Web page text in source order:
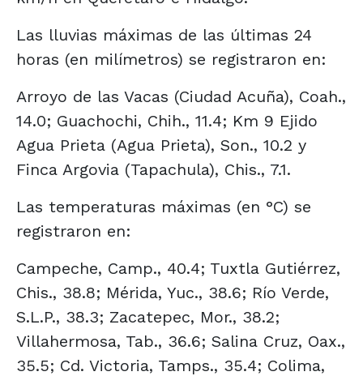
Las lluvias máximas de las últimas 24
horas (en milímetros) se registraron en:
Arroyo de las Vacas (Ciudad Acuña), Coah.,
14.0; Guachochi, Chih., 11.4; Km 9 Ejido
Agua Prieta (Agua Prieta), Son., 10.2 y
Finca Argovia (Tapachula), Chis., 7.1.
Las temperaturas máximas (en °C) se
registraron en:
Campeche, Camp., 40.4; Tuxtla Gutiérrez,
Chis., 38.8; Mérida, Yuc., 38.6; Río Verde,
S.L.P., 38.3; Zacatepec, Mor., 38.2;
Villahermosa, Tab., 36.6; Salina Cruz, Oax.,
35.5; Cd. Victoria, Tamps., 35.4; Colima,